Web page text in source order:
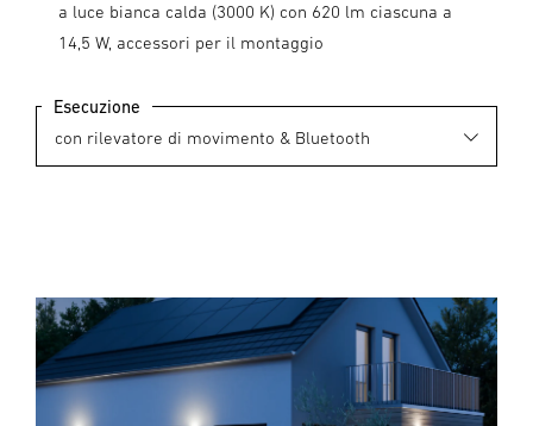
a luce bianca calda (3000 K) con 620 lm ciascuna a
14,5 W, accessori per il montaggio
Esecuzione